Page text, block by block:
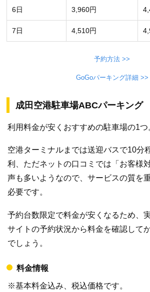
6日 3,960円
7日 4,510円
予約方法 >>
GoGoパーキング詳細 >>
成田空港駐車場ABCパーキング
利用料金が安くおすすめの駐車場の1つ
空港ターミナルまでは送迎バスで10分
利、ただネットの口コミでは「お客様
声も多いようなので、サービスの質を
必要です。
予約台数限定で料金が安くなるため、
サイトの予約状況から料金を確認して
でしょう。
料金情報
※基本料金込み、税込価格です。